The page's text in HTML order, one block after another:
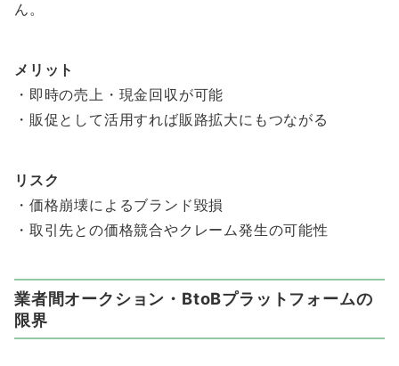
ん。
メリット
・即時の売上・現金回収が可能
・販促として活用すれば販路拡大にもつながる
リスク
・価格崩壊によるブランド毀損
・取引先との価格競合やクレーム発生の可能性
業者間オークション・BtoBプラットフォームの
限界